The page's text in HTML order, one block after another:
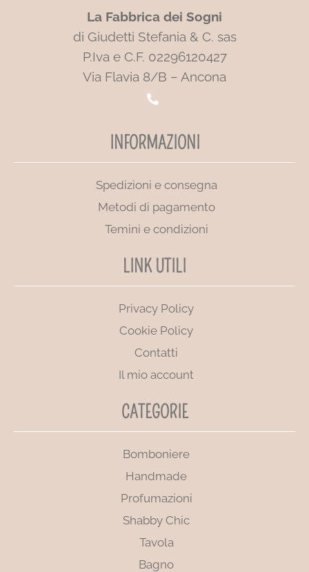
La Fabbrica dei Sogni
di Giudetti Stefania & C. sas
P.Iva e C.F. 02296120427
Via Flavia 8/B – Ancona
INFORMAZIONI
Spedizioni e consegna
Metodi di pagamento
Temini e condizioni
LINK UTILI
Privacy Policy
Cookie Policy
Contatti
Il mio account
CATEGORIE
Bomboniere
Handmade
Profumazioni
Shabby Chic
Tavola
Bagno